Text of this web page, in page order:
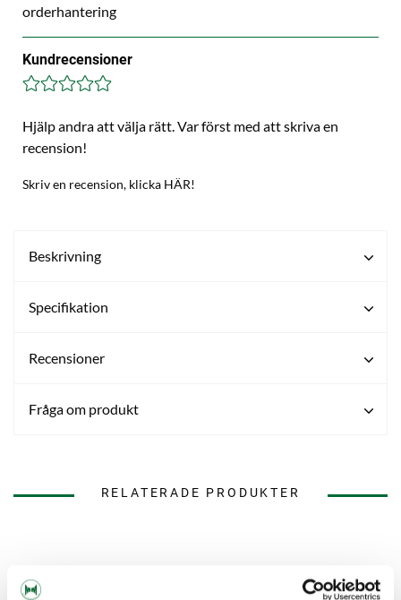
orderhantering
Kundrecensioner
Hjälp andra att välja rätt. Var först med att skriva en
recension!
Skriv en recension, klicka HÄR!
Beskrivning
Specifikation
Recensioner
Fråga om produkt
RELATERADE PRODUKTER